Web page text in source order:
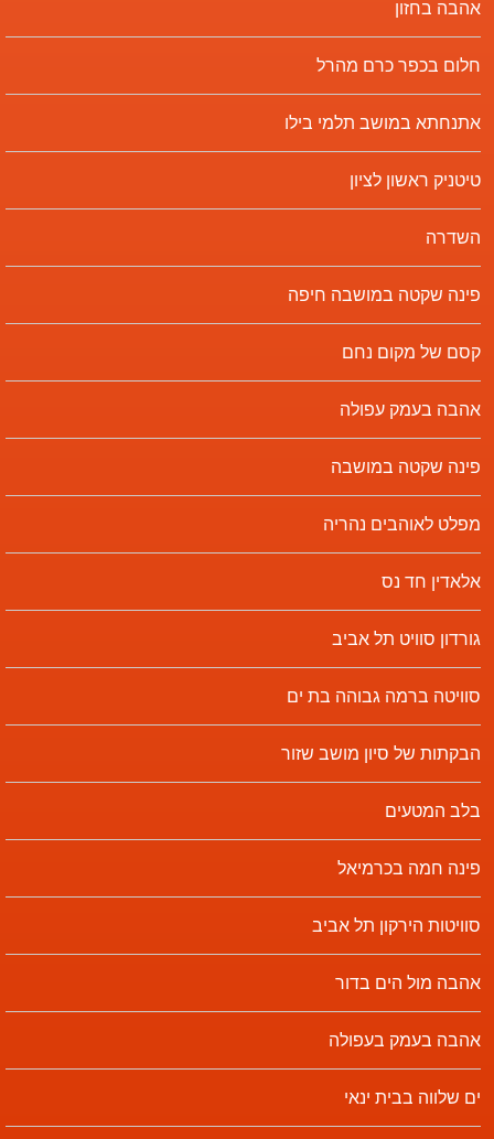
אהבה בחזון
חלום בכפר כרם מהרל
אתנחתא במושב תלמי בילו
טיטניק ראשון לציון
השדרה
פינה שקטה במושבה חיפה
קסם של מקום נחם
אהבה בעמק עפולה
פינה שקטה במושבה
מפלט לאוהבים נהריה
אלאדין חד נס
גורדון סוויט תל אביב
סוויטה ברמה גבוהה בת ים
הבקתות של סיון מושב שזור
בלב המטעים
פינה חמה בכרמיאל
סוויטות הירקון תל אביב
אהבה מול הים בדור
אהבה בעמק בעפולה
ים שלווה בבית ינאי